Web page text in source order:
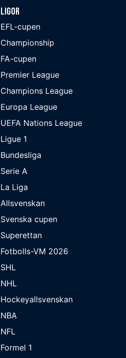
Ligor
EFL-cupen
Championship
FA-cupen
Premier League
Champions League
Europa League
UEFA Nations League
Ligue 1
Bundesliga
Serie A
La Liga
Allsvenskan
Svenska cupen
Superettan
Fotbolls-VM 2026
SHL
NHL
Hockeyallsvenskan
NBA
NFL
Formel 1